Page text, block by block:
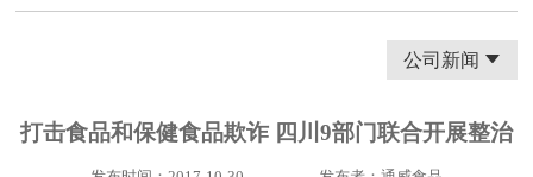
公司新闻 
打击食品和保健食品欺诈 四川9部门联合开展整治